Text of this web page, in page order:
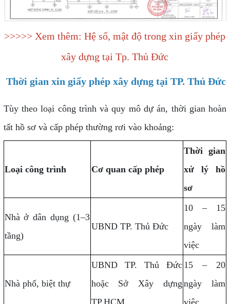
>>>>> Xem thêm: Hệ số, mật độ trong xin giấy phép
xây dựng tại Tp. Thủ Đức
Thời gian xin giấy phép xây dựng tại TP. Thủ Đức
Tùy theo loại công trình và quy mô dự án, thời gian hoàn
tất hồ sơ và cấp phép thường rơi vào khoảng:
Loại công trình Cơ quan cấp phép
Thời gian
xử lý hồ
sơ
Nhà ở dân dụng (1–3
tầng)
UBND TP. Thủ Đức
10 – 15
ngày làm
việc
Nhà phố, biệt thự
UBND TP. Thủ Đức
hoặc Sở Xây dựng
15 – 20
ngày làm